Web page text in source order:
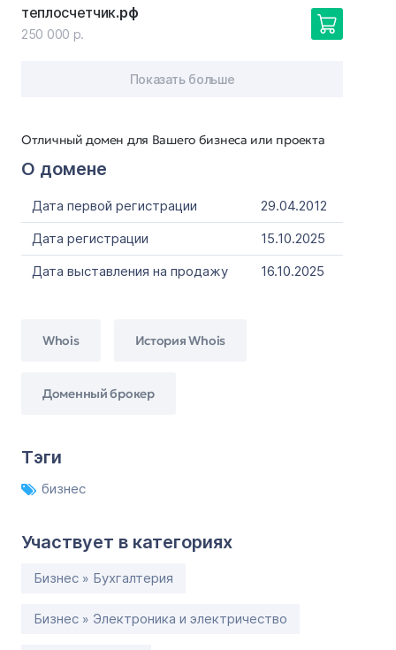
Отличный домен для Вашего бизнеса или проекта
О домене
Дата первой регистрации
29.04.2012
Дата регистрации
15.10.2025
Дата выставления на продажу
16.10.2025
Whois История Whois
Доменный брокер
Тэги
бизнес
Участвует в категориях
Бизнес » Бухгалтерия
Бизнес » Электроника и электричество
теплосчетчик.рф
250 000 р.
Показать больше